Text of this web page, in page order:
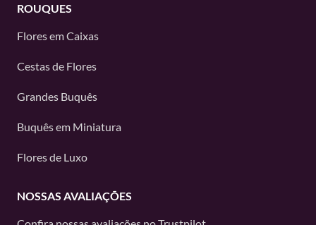
ROUQUES
Flores em Caixas
Cestas de Flores
Grandes Buquês
Buquês em Miniatura
Flores de Luxo
NOSSAS AVALIAÇÕES